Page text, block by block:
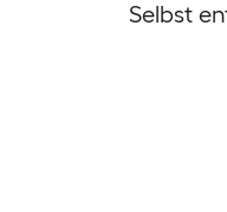
Selbst